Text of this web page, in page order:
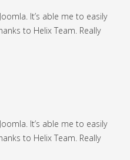
It’s able me to easily
to Helix Team. Really
It’s able me to easily
to Helix Team. Really